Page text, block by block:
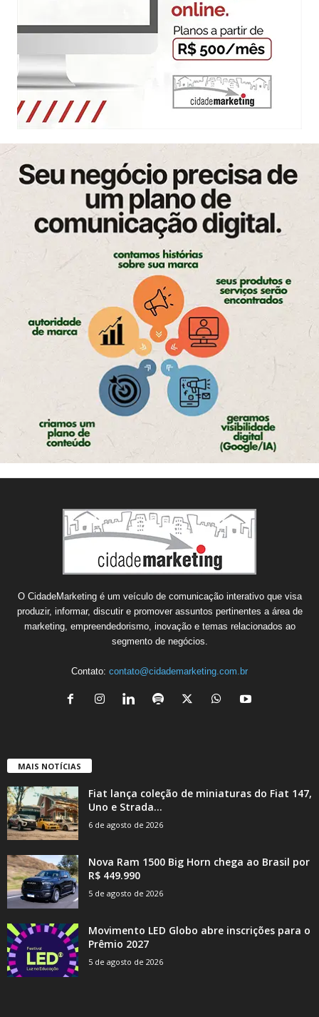
O CidadeMarketing é um veículo de comunicação interativo que visa
produzir, informar, discutir e promover assuntos pertinentes a área de
marketing, empreendedorismo, inovação e temas relacionados ao
segmento de negócios.
Contato: contato@cidademarketing.com.br
MAIS NOTÍCIAS
Fiat lança coleção de miniaturas do Fiat 147,
Uno e Strada...
6 de agosto de 2026
Nova Ram 1500 Big Horn chega ao Brasil por
R$ 449.990
5 de agosto de 2026
Movimento LED Globo abre inscrições para o
Prêmio 2027
5 de agosto de 2026